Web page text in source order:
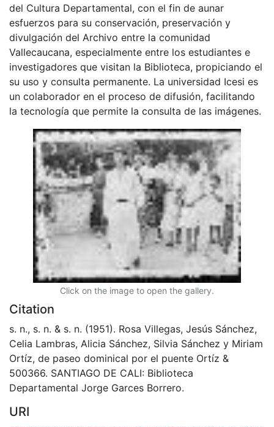
del Cultura Departamental, con el fin de aunar
esfuerzos para su conservación, preservación y
divulgación del Archivo entre la comunidad
Vallecaucana, especialmente entre los estudiantes e
investigadores que visitan la Biblioteca, propiciando el
su uso y consulta permanente. La universidad Icesi es
un colaborador en el proceso de difusión, facilitando
la tecnología que permite la consulta de las imágenes.
Click on the image to open the gallery.
Citation
s. n., s. n. & s. n. (1951). Rosa Villegas, Jesús Sánchez,
Celia Lambras, Alicia Sánchez, Silvia Sánchez y Miriam
Ortíz, de paseo dominical por el puente Ortíz &
500366. SANTIAGO DE CALI: Biblioteca
Departamental Jorge Garces Borrero.
URI